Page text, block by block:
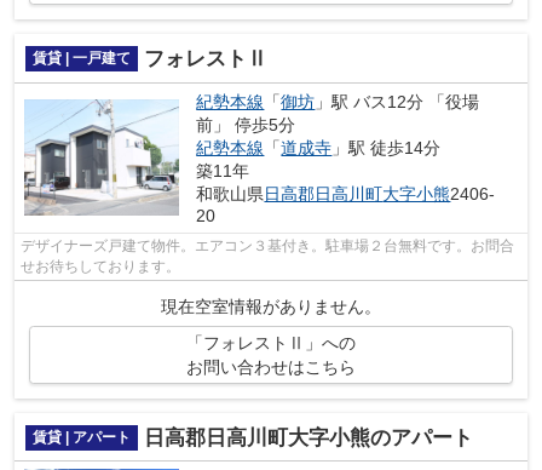
賃貸 | 一戸建て フォレストⅡ
紀勢本線 「御坊 」駅 バス12分 「役場
前」 停歩5分
紀勢本線 「道成寺 」駅 徒歩14分
築11年
和歌山県日高郡日高川町大字小熊2406-
20
デザイナーズ戸建て物件。エアコン３基付き。駐車場２台無料です。お問合
せお待ちしております。
現在空室情報がありません。
「フォレストⅡ」への
お問い合わせはこちら
賃貸 | アパート 日高郡日高川町大字小熊のアパート